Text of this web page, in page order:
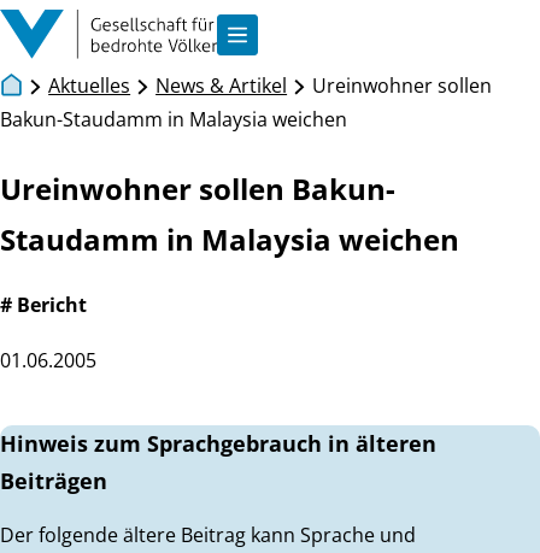
Zum Inhalt springen
Navigation anzeigen
Aktuelles
News & Artikel
Ureinwohner sollen
Bakun-Staudamm in Malaysia weichen
Ureinwohner sollen Bakun-
Staudamm in Malaysia weichen
# Bericht
01.06.2005
Hinweis zum Sprachgebrauch in älteren
Beiträgen
Der folgende ältere Beitrag kann Sprache und